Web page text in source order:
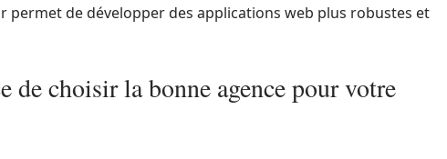
permet de développer des applications web plus robustes et
de choisir la bonne agence pour votre